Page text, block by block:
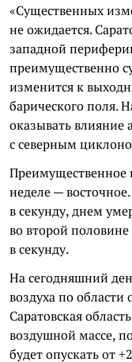
«Существенных
не ожидается.
западной
преимущественно
изменится к
барического поля.
оказывать
с северным
Преимущественное
неделе —
в секунду, днем
во второй
в секунду.
На сегодняшний
воздуха по
Саратовская
воздушной массе,
будет опускать от